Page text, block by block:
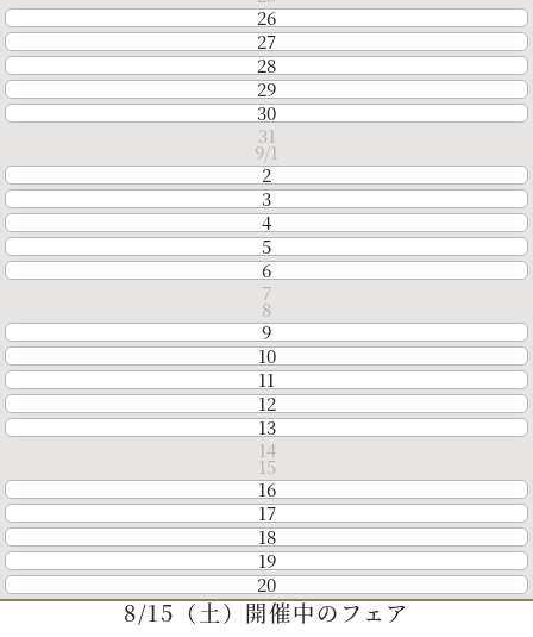
26
27
28
29
30
31
9 1
2
3
4
5
6
7
8
9
10
11
12
13
14
15
16
17
18
19
20
21
5
6
8/15（土）開催中のフェア